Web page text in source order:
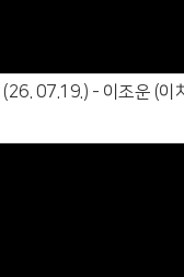
(26. 07.19.) - 이조운 (이